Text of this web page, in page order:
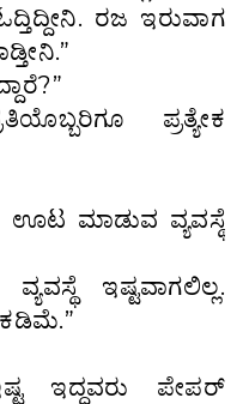
ರಜ ಇರುವಾಗ
ಪ್ರತ್ಯೇಕ
ಊಟ ಮಾಡುವ ವ್ಯವಸ್ಥೆ
ಇಷ್ಟವಾಗಲಿಲ್ಲ.
ಕಡಿಮೆ.”
ಇದ್ದವರು ಪೇಪರ್